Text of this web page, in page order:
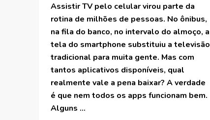
Assistir TV pelo celular virou parte da
rotina de milhões de pessoas. No ônibus,
na fila do banco, no intervalo do almoço, a
tela do smartphone substituiu a televisão
tradicional para muita gente. Mas com
tantos aplicativos disponíveis, qual
realmente vale a pena baixar? A verdade
é que nem todos os apps funcionam bem.
Alguns …